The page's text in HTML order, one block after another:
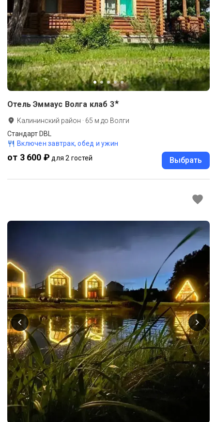
Отель Эммаус Волга клаб 3★
Калининский район · 65 м до Волги
Стандарт DBL
Включен завтрак, обед и ужин
от 3 600 ₽ для 2 гостей Выбрать